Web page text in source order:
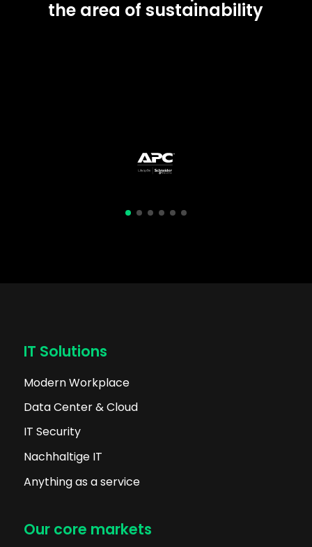
the area of sustainability
IT Solutions
Modern Workplace
Data Center & Cloud
IT Security
Nachhaltige IT
Anything as a service
Our core markets